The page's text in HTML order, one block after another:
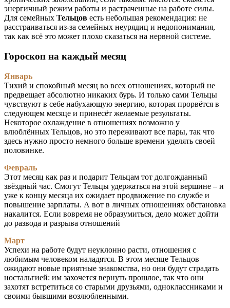
энергичный режим работы и растраченные на работе силы.
Для семейных Тельцов есть небольшая рекомендация: не
расстраиваться из-за семейных неурядиц и недопонимания,
так как всё это может плохо сказаться на нервной системе.
Гороскоп на каждый месяц
Январь
Тихий и спокойный месяц во всех отношениях, который не
предвещает абсолютно никаких бурь. И только сами Тельцы
чувствуют в себе набухающую энергию, которая прорвётся в
следующем месяце и принесёт желаемые результаты.
Некоторое охлаждение в отношениях возможно у
влюблённых Тельцов, но это переживают все пары, так что
здесь нужно просто немного больше времени уделять своей
половинке.
Февраль
Этот месяц как раз и подарит Тельцам тот долгожданный
звёздный час. Смогут Тельцы удержаться на этой вершине – и
уже к концу месяца их ожидает продвижение по службе и
повышение зарплаты. А вот в личных отношениях обстановка
накалится. Если вовремя не образумиться, дело может дойти
до развода и разрыва отношений
Март
Успехи на работе будут неуклонно расти, отношения с
любимым человеком наладятся. В этом месяце Тельцов
ожидают новые приятные знакомства, но они будут страдать
ностальгией: им захочется вернуть прошлое, так что они
захотят встретиться со старыми друзьями, одноклассниками и
своими бывшими возлюбленными.